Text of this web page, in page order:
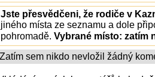
Jste přesvědčeni, že rodiče v
jiného místa ze seznamu a dole
pohromadě. Vybrané místo: zatím
Zatím sem nikdo nevložil žádný